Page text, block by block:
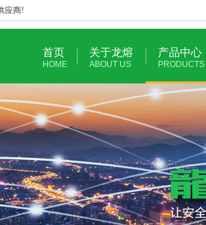
应商!
首页
HOME
关于龙熔
ABOUT US
产品中心
PRODUCTS